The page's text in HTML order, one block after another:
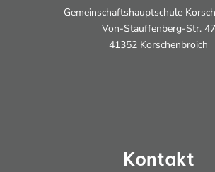
Gemeinschaftshauptschule
Von-Stauffenberg-Str. 47
41352 Korschenbroich
Kontakt